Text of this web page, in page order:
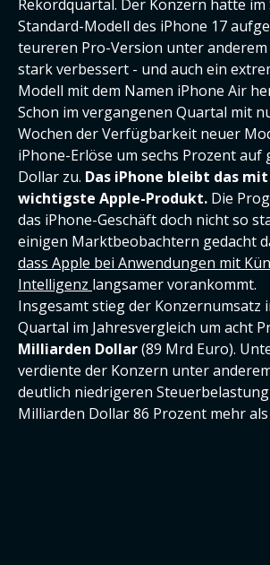
Rekordquartal. Der Konzern hatte im
Standard-Modell des iPhone 17
teureren Pro-Version unter anderem
stark verbessert - und auch ein
Modell mit dem Namen iPhone Air
Schon im vergangenen Quartal mit
Wochen der Verfügbarkeit neuer
iPhone-Erlöse um sechs Prozent auf
Dollar zu. Das iPhone bleibt das
wichtigste Apple-Produkt. Die
das iPhone-Geschäft doch nicht so
einigen Marktbeobachtern gedacht
dass Apple bei Anwendungen mit
Intelligenz langsamer vorankommt.
Insgesamt stieg der Konzernumsatz
Quartal im Jahresvergleich um acht
Milliarden Dollar(89 Mrd Euro).
verdiente der Konzern unter
deutlich niedrigeren
Milliarden Dollar 86 Prozent mehr